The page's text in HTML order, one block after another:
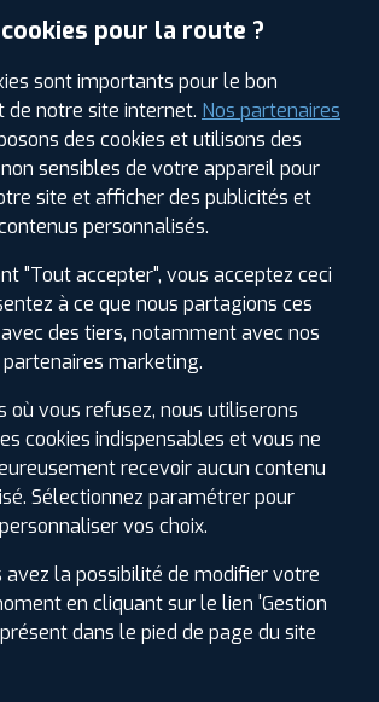
AVIS CLIENTS ÉTIQUETAGE
pour la route ?
sont importants pour le bon
notre site internet. Nos partenaires
des cookies et utilisons des
sensibles de votre appareil pour
site et afficher des publicités et
personnalisés.
"Tout accepter", vous acceptez ceci
à ce que nous partagions ces
des tiers, notamment avec nos
partenaires marketing.
où vous refusez, nous utiliserons
cookies indispensables et vous ne
recevoir aucun contenu
Sélectionnez paramétrer pour
personnaliser vos choix.
avez la possibilité de modifier votre
en cliquant sur le lien 'Gestion
dans le pied de page du site